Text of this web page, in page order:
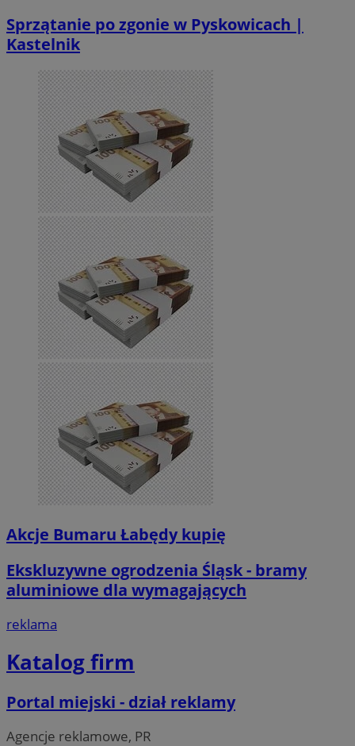
Sprzątanie po zgonie w Pyskowicach |
Kastelnik
Akcje Bumaru Łabędy kupię
Ekskluzywne ogrodzenia Śląsk - bramy
aluminiowe dla wymagających
reklama
Katalog firm
Portal miejski - dział reklamy
Agencje reklamowe, PR